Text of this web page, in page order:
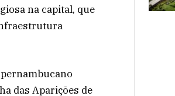
na capital, que
das Aparições de